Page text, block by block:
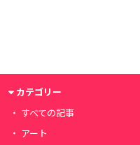
カテゴリー
すべての記事
アート